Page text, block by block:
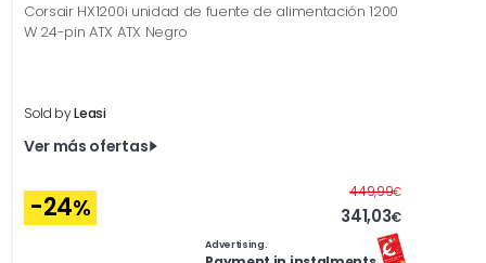
Corsair HX1200i unidad de fuente de alimentación 1200
W 24-pin ATX ATX Negro
Sold byLeasi
Ver más ofertas
-24%
449,99€Before
341,03€
Advertising.